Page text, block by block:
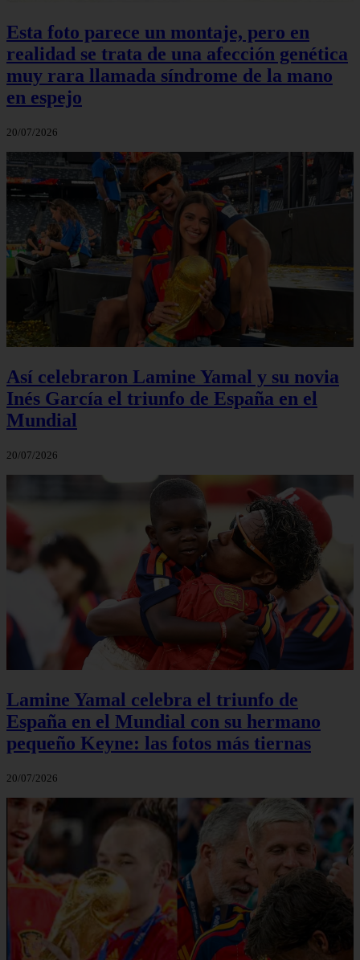
Esta foto parece un montaje, pero en
realidad se trata de una afección genética
muy rara llamada síndrome de la mano
en espejo
20/07/2026
Así celebraron Lamine Yamal y su novia
Inés García el triunfo de España en el
Mundial
20/07/2026
Lamine Yamal celebra el triunfo de
España en el Mundial con su hermano
pequeño Keyne: las fotos más tiernas
20/07/2026